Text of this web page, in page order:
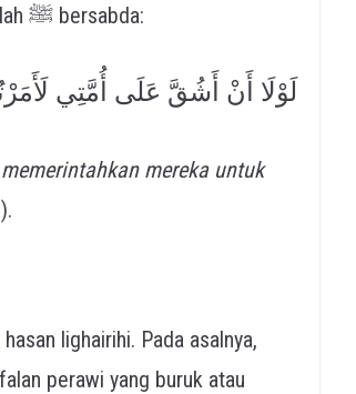
mengenai siwak. Dari Abu Hurairah رضي الله عنه, Rasulullah ﷺ bersabda:
لَوْلَا أَنْ أَشُقَّ عَلَى أُمَّتِي
mereka untuk
lighairihi. Pada asalnya,
perawi yang buruk atau